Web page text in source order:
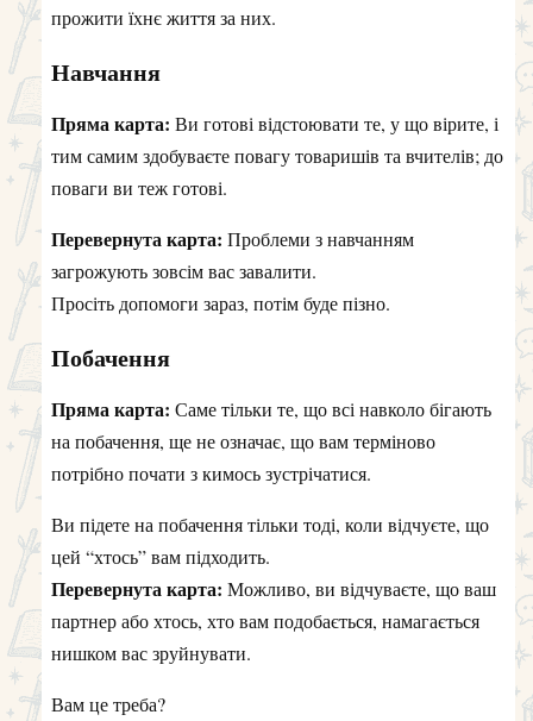
прожити їхнє життя за них.
Навчання
Пряма карта: Ви готові відстоювати те, у що вірите, і
тим самим здобуваєте повагу товаришів та вчителів; до
поваги ви теж готові.
Перевернута карта: Проблеми з навчанням
загрожують зовсім вас завалити.
Просіть допомоги зараз, потім буде пізно.
Побачення
Пряма карта: Саме тільки те, що всі навколо бігають
на побачення, ще не означає, що вам терміново
потрібно почати з кимось зустрічатися.
Ви підете на побачення тільки тоді, коли відчуєте, що
цей “хтось” вам підходить.
Перевернута карта: Можливо, ви відчуваєте, що ваш
партнер або хтось, хто вам подобається, намагається
нишком вас зруйнувати.
Вам це треба?